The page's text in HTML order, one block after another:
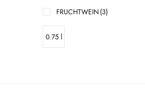
FRUCHTWEIN (3)
0.75 l